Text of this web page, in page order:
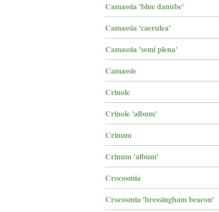
Camassia 'blue danube'
Camassia 'caerulea'
Camassia 'semi plena'
Camassie
Crinole
Crinole 'album'
Crinum
Crinum 'album'
Crocosmia
Crocosmia 'bressingham beacon'